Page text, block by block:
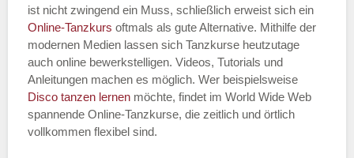
E-Mail*
Name der Tanzschule
ist nicht zwingend ein Muss, schließlich erweist sich ein
Online-Tanzkurs oftmals als gute Alternative. Mithilfe der
modernen Medien lassen sich Tanzkurse heutzutage
auch online bewerkstelligen. Videos, Tutorials und
Anleitungen machen es möglich. Wer beispielsweise
Disco tanzen lernen möchte, findet im World Wide Web
spannende Online-Tanzkurse, die zeitlich und örtlich
vollkommen flexibel sind.